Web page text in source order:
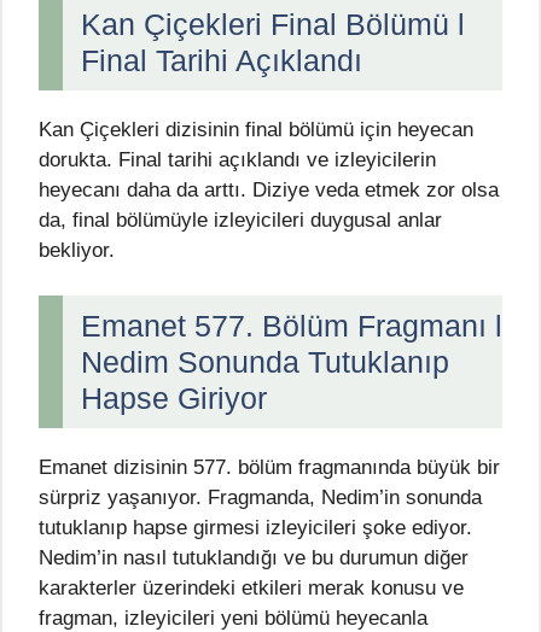
Kan Çiçekleri Final Bölümü l
Final Tarihi Açıklandı
Kan Çiçekleri dizisinin final bölümü için heyecan
dorukta. Final tarihi açıklandı ve izleyicilerin
heyecanı daha da arttı. Diziye veda etmek zor olsa
da, final bölümüyle izleyicileri duygusal anlar
bekliyor.
Emanet 577. Bölüm Fragmanı l
Nedim Sonunda Tutuklanıp
Hapse Giriyor
Emanet dizisinin 577. bölüm fragmanında büyük bir
sürpriz yaşanıyor. Fragmanda, Nedim’in sonunda
tutuklanıp hapse girmesi izleyicileri şoke ediyor.
Nedim’in nasıl tutuklandığı ve bu durumun diğer
karakterler üzerindeki etkileri merak konusu ve
fragman, izleyicileri yeni bölümü heyecanla